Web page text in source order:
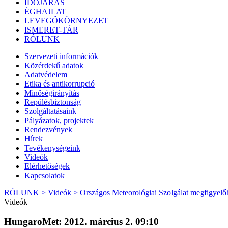
IDŐJÁRÁS
ÉGHAJLAT
LEVEGŐKÖRNYEZET
ISMERET-TÁR
RÓLUNK
Szervezeti információk
Közérdekű adatok
Adatvédelem
Etika és antikorrupció
Minőségirányítás
Repülésbiztonság
Szolgáltatásaink
Pályázatok, projektek
Rendezvények
Hírek
Tevékenységeink
Videók
Elérhetőségek
Kapcsolatok
RÓLUNK > Videók > Országos Meteorológiai Szolgálat
Videók
HungaroMet: 2012. március 2. 09:10